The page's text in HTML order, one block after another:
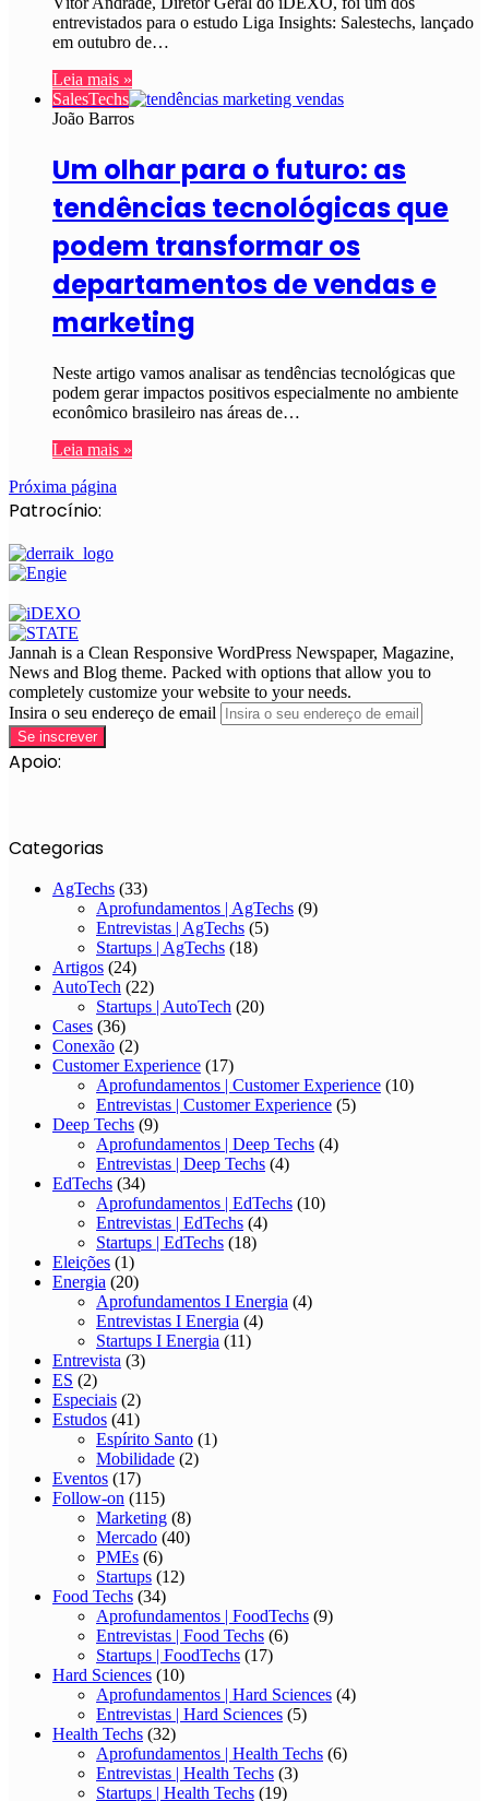
entrevistados para o estudo Liga Insights: Salestechs, lançado
em outubro de…
Leia mais »
SalesTechs
João Barros
Um olhar para o futuro: as
tendências tecnológicas que
podem transformar os
departamentos de vendas e
marketing
Neste artigo vamos analisar as tendências tecnológicas que
podem gerar impactos positivos especialmente no ambiente
econômico brasileiro nas áreas de…
Leia mais »
Próxima página
Patrocínio:
Jannah is a Clean Responsive WordPress Newspaper, Magazine,
News and Blog theme. Packed with options that allow you to
completely customize your website to your needs.
Insira o seu endereço de email
Apoio:
Categorias
AgTechs (33)
Aprofundamentos | AgTechs (9)
Entrevistas | AgTechs (5)
Startups | AgTechs (18)
Artigos (24)
AutoTech (22)
Startups | AutoTech (20)
Cases (36)
Conexão (2)
Customer Experience (17)
Aprofundamentos | Customer Experience (10)
Entrevistas | Customer Experience (5)
Deep Techs (9)
Aprofundamentos | Deep Techs (4)
Entrevistas | Deep Techs (4)
EdTechs (34)
Aprofundamentos | EdTechs (10)
Entrevistas | EdTechs (4)
Startups | EdTechs (18)
Eleições (1)
Energia (20)
Aprofundamentos I Energia (4)
Entrevistas I Energia (4)
Startups I Energia (11)
Entrevista (3)
ES (2)
Especiais (2)
Estudos (41)
Espírito Santo (1)
Mobilidade (2)
Eventos (17)
Follow-on (115)
Marketing (8)
Mercado (40)
PMEs (6)
Startups (12)
Food Techs (34)
Aprofundamentos | FoodTechs (9)
Entrevistas | Food Techs (6)
Startups | FoodTechs (17)
Hard Sciences (10)
Aprofundamentos | Hard Sciences (4)
Entrevistas | Hard Sciences (5)
Health Techs (32)
Aprofundamentos | Health Techs (6)
Entrevistas | Health Techs (3)
Startups | Health Techs (19)